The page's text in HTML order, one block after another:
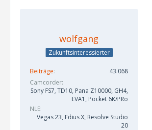
wolfgang
Zukunftsinteressierter
Beiträge
43.068
Camcorder
Sony FS7, TD10, Pana Z10000, GH4,
EVA1, Pocket 6K/PRo
NLE
Vegas 23, Edius X, Resolve Studio
20